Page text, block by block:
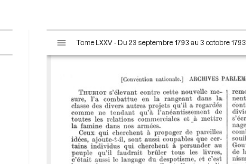
s
Tome LXXV - Du 23 septembre 1793 au 3 octobre 1793